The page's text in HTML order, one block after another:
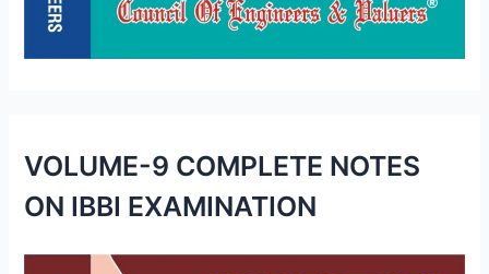
VOLUME-9 COMPLETE NOTES
ON IBBI EXAMINATION